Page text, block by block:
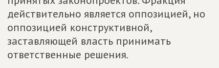
действительно является оппозицией, но
оппозицией конструктивной,
заставляющей власть принимать
ответственные решения.